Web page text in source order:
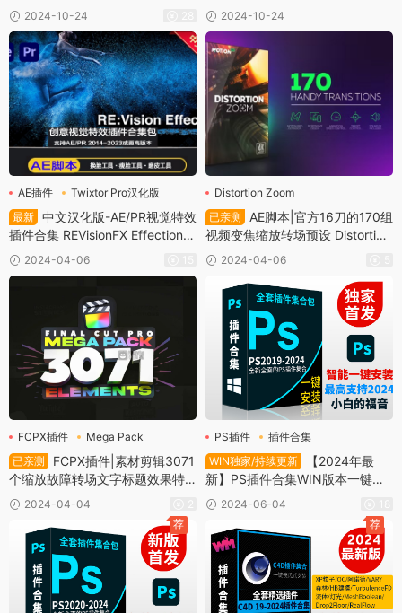
ac支持macos 11.x～14.x（支持I
nter/M1/M2芯片）调色转场磨皮
字幕特效支持PR 2021-2024等所
有版本持续更新免费下载
2024-10-24
统三维模型光效粒子调色抠像等
插件一键安装包自动草稿
2024-10-24
AE插件
Twixtor Pro汉化版
插件合集
最新 中文汉化版-AE/PR视觉特效
插件合集 REVisionFX Effections
Plus v23.08 Win和英文MAC一键
安装（含Twixtor/Flicker/RSMB
2024-04-06
Distortion Zoom
Distortion Zoom Transitions
插件合集
已亲测
AE脚本|官方16刀的170组
视频变焦缩放转场预设 Distortion
Zoom Transitions含教程一键安装
2024-04-06
FCPX插件
Mega Pack
插件合集
已亲测
FCPX插件|素材剪辑3071
个缩放故障转场文字标题效果特
效合集包 LenoFX Mega Pack
2024-04-04
PS插件
插件合集
WIN独家/持续更新
【2024年最
新】PS插件合集WIN版本一键安
装版支持PS 2019-2024 PS Plug
-ins Suite包含Nik套装/Exposure
X7胶片/Snap Art眼睛糖果滤镜/
降噪/DR5/磨皮美颜/抠图/证件照/
调色预设等插件
2024-06-04
荐 荐